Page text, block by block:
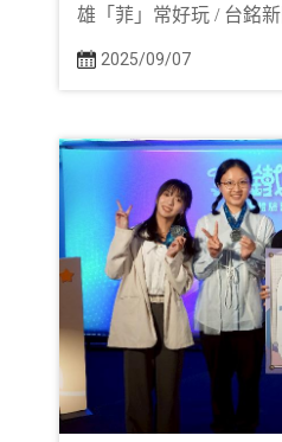
雄「菲」常好玩 / 台銘
2025/09/07